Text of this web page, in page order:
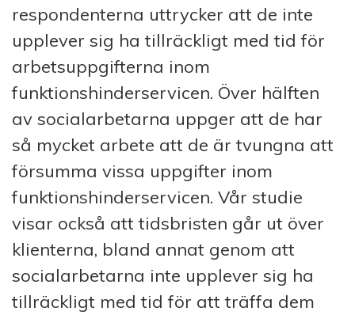
respondenterna uttrycker att de inte
upplever sig ha tillräckligt med tid för
arbetsuppgifterna inom
funktionshinderservicen. Över hälften
av socialarbetarna uppger att de har
så mycket arbete att de är tvungna att
försumma vissa uppgifter inom
funktionshinderservicen. Vår studie
visar också att tidsbristen går ut över
klienterna, bland annat genom att
socialarbetarna inte upplever sig ha
tillräckligt med tid för att träffa dem